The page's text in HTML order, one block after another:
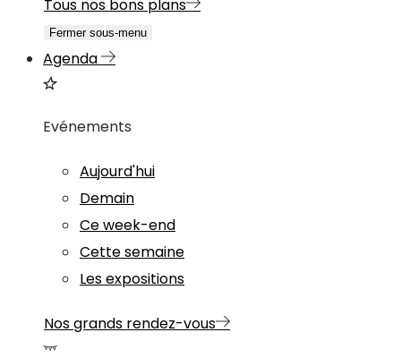
Tous nos bons plans
Fermer sous-menu
Agenda
Evénements
Aujourd'hui
Demain
Ce week-end
Cette semaine
Les expositions
Nos grands rendez-vous